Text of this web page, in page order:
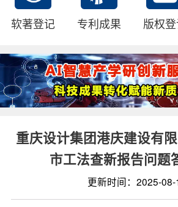
软著登记 专利成果 版权
重庆设计集团港庆建设有
市工法查新报告问题
更新时间：2025-08-